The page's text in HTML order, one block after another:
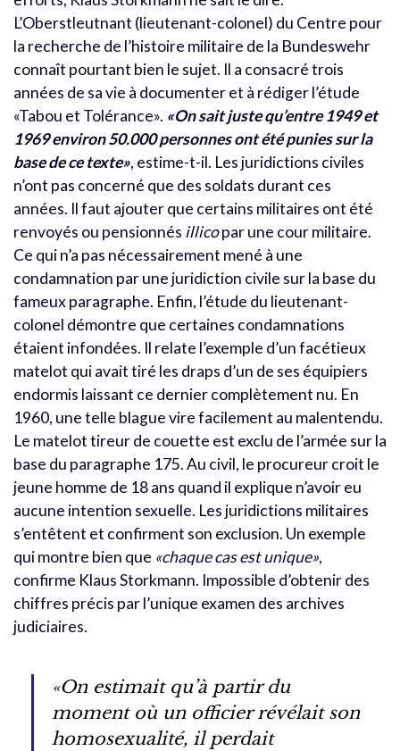
L’Oberstleutnant (lieutenant-colonel) du Centre pour
la recherche de l’histoire militaire de la Bundeswehr
connaît pourtant bien le sujet. Il a consacré trois
années de sa vie à documenter et à rédiger l’étude
«Tabou et Tolérance». «On sait juste qu’entre 1949 et
1969 environ 50.000 personnes ont été punies sur la
base de ce texte», estime-t-il. Les juridictions civiles
n’ont pas concerné que des soldats durant ces
années. Il faut ajouter que certains militaires ont été
renvoyés ou pensionnés illicopar une cour militaire.
Ce qui n’a pas nécessairement mené à une
condamnation par une juridiction civile sur la base du
fameux paragraphe. Enfin, l’étude du lieutenant-
colonel démontre que certaines condamnations
étaient infondées. Il relate l’exemple d’un facétieux
matelot qui avait tiré les draps d’un de ses équipiers
endormis laissant ce dernier complètement nu. En
1960, une telle blague vire facilement au malentendu.
Le matelot tireur de couette est exclu de l’armée sur la
base du paragraphe 175. Au civil, le procureur croit le
jeune homme de 18 ans quand il explique n’avoir eu
aucune intention sexuelle. Les juridictions militaires
s’entêtent et confirment son exclusion. Un exemple
qui montre bien que «chaque cas est unique»,
confirme Klaus Storkmann. Impossible d’obtenir des
chiffres précis par l’unique examen des archives
judiciaires.
«On estimait qu’à partir du
moment où un officier révélait son
homosexualité, il perdait